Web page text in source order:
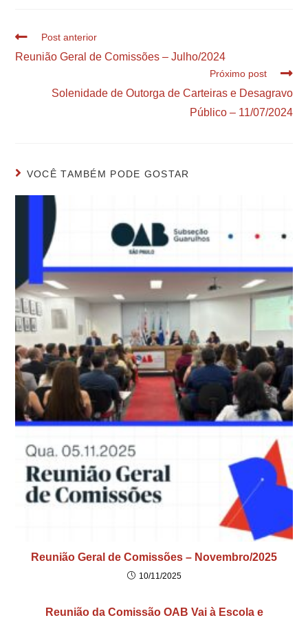
Post anterior
Reunião Geral de Comissões – Julho/2024
Próximo post
Solenidade de Outorga de Carteiras e Desagravo
Público – 11/07/2024
VOCÊ TAMBÉM PODE GOSTAR
Reunião Geral de Comissões – Novembro/2025
10/11/2025
Reunião da Comissão OAB Vai à Escola e